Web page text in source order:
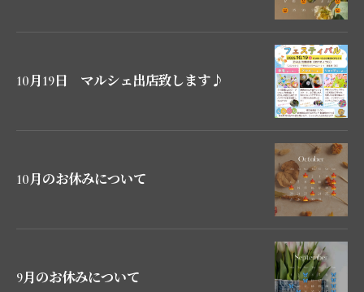
10月19日 マルシェ出店致します♪
10月のお休みについて
9月のお休みについて